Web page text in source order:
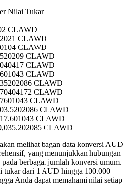
Nilai Tukar
CLAWD
CLAWD
CLAWD
CLAWD
CLAWD
CLAWD
CLAWD
CLAWD
CLAWD
CLAWD
CLAWD
CLAWD
melihat bagan data konversi AUD
yang menunjukkan hubungan
berbagai jumlah konversi umum.
tukar dari 1 AUD hingga 100.000
Anda dapat memahami nilai setiap